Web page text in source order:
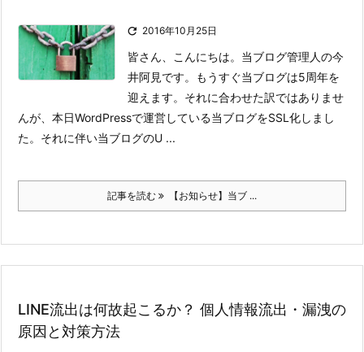
 2016年10月25日
皆さん、こんにちは。当ブログ管理人の今
井阿見です。もうすぐ当ブログは5周年を
迎えます。 それに合わせた訳ではありませ
んが、本日WordPressで運営している当ブログをSSL化しまし
た。 それに伴い当ブログのU ...
記事を読む 【お知らせ】当ブ ...
LINE流出は何故起こるか？ 個人情報流出・漏洩の
原因と対策方法